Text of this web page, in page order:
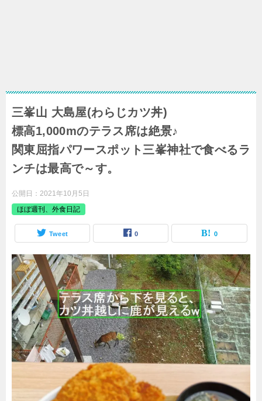
三峯山 大島屋(わらじカツ丼)
標高1,000mのテラス席は絶景♪
関東屈指パワースポット三峯神社で食べるラ
ンチは最高で～す。
公開日： 2021年10月5日
ほぼ週刊、外食日記
Tweet 0 0